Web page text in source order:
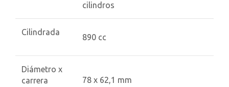
cilindros
Cilindrada
890 cc
Diámetro x
carrera
78 x 62,1 mm